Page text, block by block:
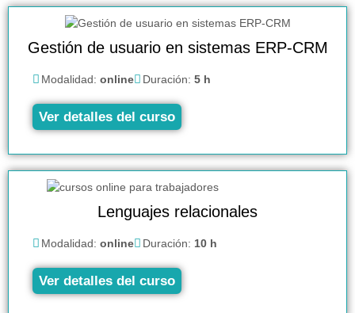
Gestión de usuario en sistemas ERP-CRM
Modalidad: online Duración: 5 h
Ver detalles del curso
Lenguajes relacionales
Modalidad: online Duración: 10 h
Ver detalles del curso